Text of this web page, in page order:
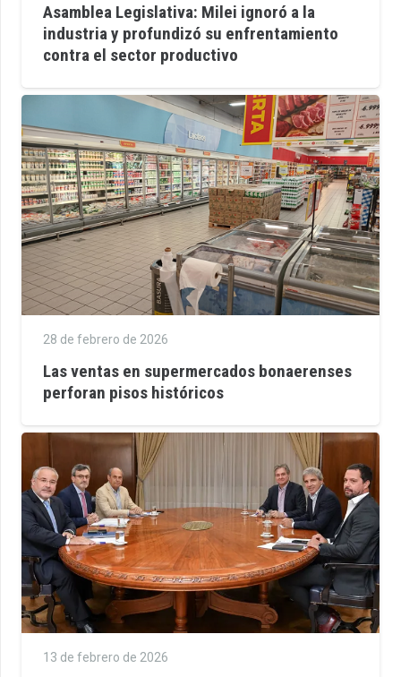
Asamblea Legislativa: Milei ignoró a la
industria y profundizó su enfrentamiento
contra el sector productivo
28 de febrero de 2026
Las ventas en supermercados bonaerenses
perforan pisos históricos
13 de febrero de 2026